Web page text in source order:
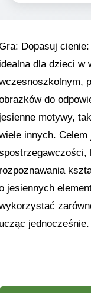
Dopasuj
dla dzieci w
do
motywy,
innych.
jesiennych
jednocześnie.